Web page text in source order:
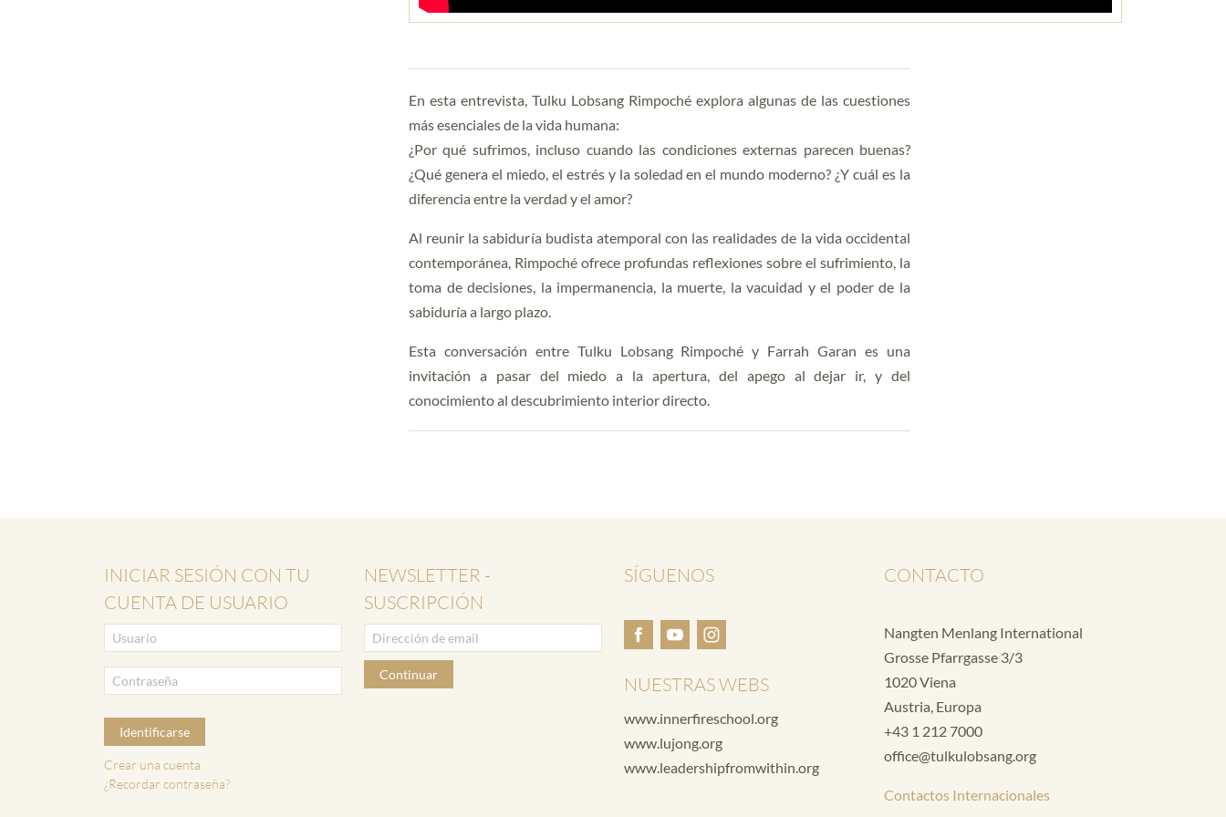
MENTE
En esta entrevista, Tulku Lobsang Rimpoché explora algunas de las cuestiones
más esenciales de la vida humana:
¿Por qué sufrimos, incluso cuando las condiciones externas parecen buenas?
¿Qué genera el miedo, el estrés y la soledad en el mundo moderno? ¿Y cuál es la
diferencia entre la verdad y el amor?
Al reunir la sabiduría budista atemporal con las realidades de la vida occidental
contemporánea, Rimpoché ofrece profundas reflexiones sobre el sufrimiento, la
toma de decisiones, la impermanencia, la muerte, la vacuidad y el poder de la
sabiduría a largo plazo.
Esta conversación entre Tulku Lobsang Rimpoché y Farrah Garan es una
invitación a pasar del miedo a la apertura, del apego al dejar ir, y del
conocimiento al descubrimiento interior directo.
INICIAR SESIÓN CON TU
CUENTA DE USUARIO
Identificarse
Crear una cuenta
¿Recordar contraseña?
NEWSLETTER -
SUSCRIPCIÓN
Continuar
SÍGUENOS
NUESTRAS WEBS
www.innerfireschool.org
www.lujong.org
www.leadershipfromwithin.org
CONTACTO
Nangten Menlang International
Grosse Pfarrgasse 3/3
1020 Viena
Austria, Europa
+43 1 212 7000
office@tulkulobsang.org
Contactos Internacionales